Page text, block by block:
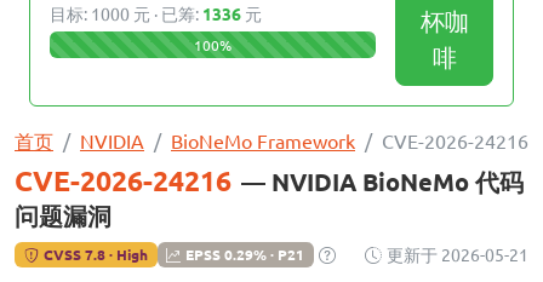
目标: 1000 元 · 已筹: 1336 元
100%
杯咖
啡
首页 NVIDIA BioNeMo Framework CVE-2026-24216
CVE-2026-24216 — NVIDIA BioNeMo 代码
问题漏洞
CVSS 7.8 · High EPSS 0.29% · P21 更新于 2026-05-21